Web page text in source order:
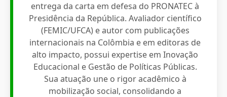
entrega da carta em defesa do PRONATEC à
Presidência da República. Avaliador científico
(FEMIC/UFCA) e autor com publicações
internacionais na Colômbia e em editoras de
alto impacto, possui expertise em Inovação
Educacional e Gestão de Políticas Públicas.
Sua atuação une o rigor acadêmico à
mobilização social, consolidando a